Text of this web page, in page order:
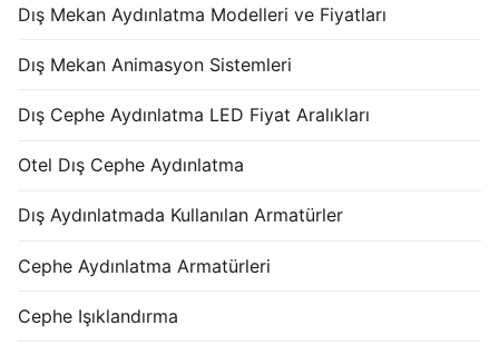
Dış Mekan Aydınlatma Modelleri ve Fiyatları
Dış Mekan Animasyon Sistemleri
Dış Cephe Aydınlatma LED Fiyat Aralıkları
Otel Dış Cephe Aydınlatma
Dış Aydınlatmada Kullanılan Armatürler
Cephe Aydınlatma Armatürleri
Cephe Işıklandırma